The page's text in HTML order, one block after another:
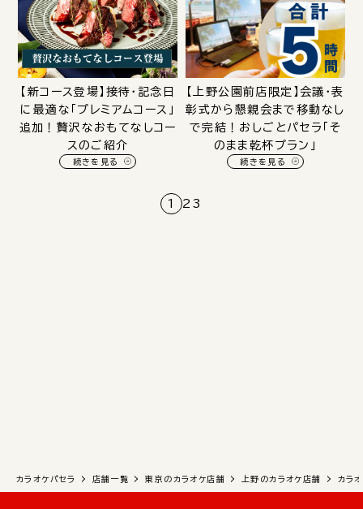
【新コース登場】接待・記念日
に最適な「プレミアムコース」
追加！贅沢なおもてなしコー
スのご紹介
続きを見る
【上野公園前店限定】会議・表
彰式から懇親会まで移動なし
で完結！おしごとパセラ「そ
のまま乾杯プラン」
続きを見る
1 2 3
カラオケパセラ 店舗一覧 東京のカラオケ店舗 上野のカラオケ店舗 カラ